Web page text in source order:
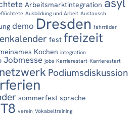
Arbeitsmarktintegration
Ausbildung und Arbeit Austausch
demo Dresden fahrräder
fest freizeit
Kochen integration
Jobmesse jobs Karrierestart Karrierestart
netzwerk Podiumsdiskussion
sommerfest sprache
T8 verein Vokabeltraining